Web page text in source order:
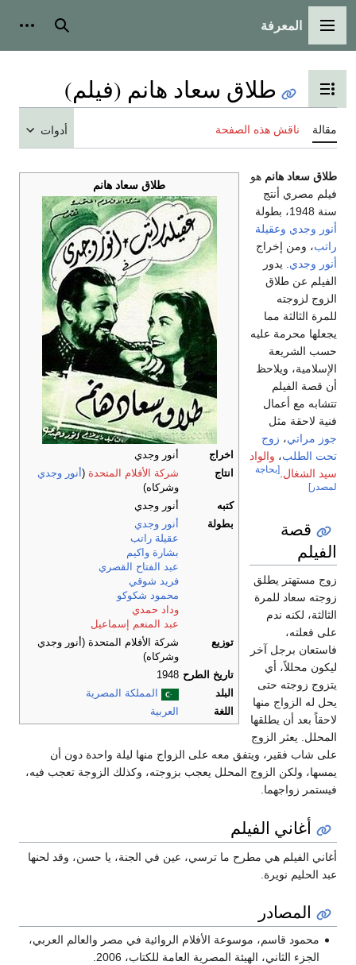
القائمة الرئيسية
المعرفة بحث
تبديل عرض جدول المحتويات
طلاق سعاد هانم (فيلم)
مقالة ناقش هذه الصفحة أدوات
طلاق سعاد هانم
اخراج
أنور وجدي
انتاج
شركة الأفلام المتحدة ( أنور وجدي
وشركاه)
كتبه
أنور وجدي
بطولة
أنور وجدي
عقيلة راتب
بشارة واكيم
عبد الفتاح القصري
فريد شوقي
محمود شكوكو
وداد حمدي
عبد المنعم إسماعيل
توزيع
شركة الأفلام المتحدة (أنور وجدي
وشركاه)
تاريخ الطرح 1948
البلد
المملكة المصرية
اللغة
العربية
طلاق سعاد هانم هو
فيلم مصري أنتج
سنة 1948، بطولة
أنور وجدي وعقيلة
راتب، ومن إخراج
أنور وجدي . يدور
الفيلم عن طلاق
الزوج لزوجته
للمرة الثالثة مما
يجعلها محرمة عليه
حسب الشريعة
الإسلامية، ويلاحظ
أن قصة الفيلم
تتشابه مع أعمال
فنية لاحقة مثل
جوز مراتي، زوج
تحت الطلب، والواد
سيد الشغال [بحاجة
لمصدر]
قصة
الفيلم
زوج مستهتر يطلق
زوجته سعاد للمرة
الثالثة، لكنه ندم
على فعلته،
فاستعان برجل آخر
ليكون محللاً، أي
يتزوج زوجته حتى
يحل له الزواج منها
لاحقاً بعد أن يطلقها
المحلل. يعثر الزوج
على شاب فقير، ويتفق معه على الزواج منها ليلة واحدة دون أن
يمسها، ولكن الزوج المحلل يعجب بزوجته، وكذلك الزوجة تعجب فيه،
فيستمر زواجهما.
أغاني الفيلم
أغاني الفيلم هي مطرح ما ترسي، عين في الجنة، يا حسن، وقد لحنها
عبد الحليم نويرة.
المصادر
محمود قاسم، موسوعة الأفلام الروائية في مصر والعالم العربي،
الجزء الثاني، الهيئة المصرية العامة للكتاب، 2006.